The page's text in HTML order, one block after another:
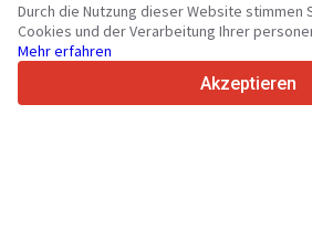
36Unterstützte Sprachen
4.7/5
Durch die Nutzung dieser Website stimmen
Cookies und der Verarbeitung Ihrer
Mehr erfahren
Akzeptieren